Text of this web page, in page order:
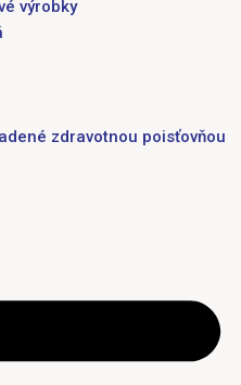
výrobky
zdravotnou poisťovňou